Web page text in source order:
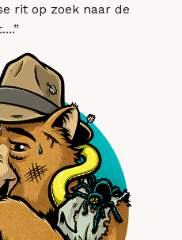
rit op zoek naar de